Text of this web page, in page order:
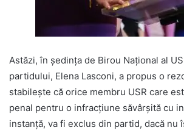
Astăzi, în ședința de Birou Național al
partidului, Elena Lasconi, a propus o
stabilește că orice membru USR care
penal pentru o infracțiune săvârșită cu
instanță, va fi exclus din partid, dacă nu